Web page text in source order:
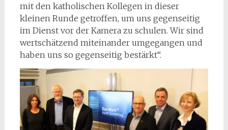
mit den katholischen Kollegen in dieser
kleinen Runde getroffen, um uns gegenseitig
im Dienst vor der Kamera zu schulen. Wir sind
wertschätzend miteinander umgegangen und
haben uns so gegenseitig bestärkt“.